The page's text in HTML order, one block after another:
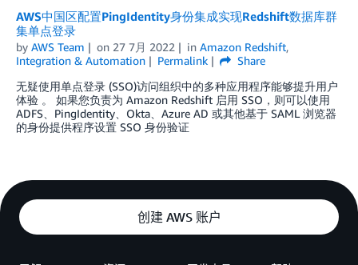
AWS中国区配置PingIdentity身份集成实现Redshift数据库群
集单点登录
by AWS Team on 27 7月 2022 in Amazon Redshift,
Integration & Automation
Permalink
Share
无疑使用单点登录 (SSO)访问组织中的多种应用程序能够提升用户
体验 。 如果您负责为 Amazon Redshift 启用 SSO，则可以使用
ADFS、PingIdentity、Okta、Azure AD 或其他基于 SAML 浏览器
的身份提供程序设置 SSO 身份验证
创建 AWS 账户